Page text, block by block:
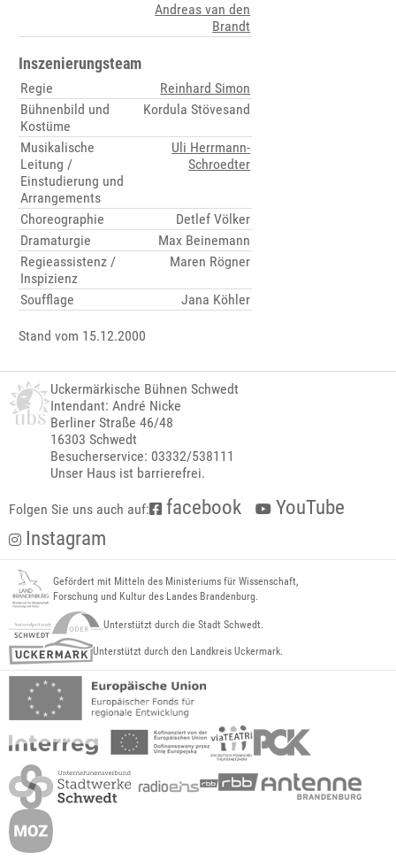
Andreas van den
Brandt
Inszenierungsteam
Regie
Reinhard Simon
Bühnenbild und
Kostüme
Kordula Stövesand
Musikalische
Leitung /
Einstudierung und
Arrangements
Uli Herrmann-
Schroedter
Choreographie
Detlef Völker
Dramaturgie
Max Beinemann
Regieassistenz /
Inspizienz
Maren Rögner
Soufflage Jana Köhler
Stand vom 15.12.2000
Uckermärkische Bühnen Schwedt
Intendant: André Nicke
Berliner Straße 46/48
16303 Schwedt
Besucherservice: 03332/538111
Unser Haus ist barrierefrei.
Folgen Sie uns auch auf: facebook
YouTube
Instagram
Gefördert mit Mitteln des Ministeriums für Wissenschaft,
Forschung und Kultur des Landes Brandenburg.
Unterstützt durch die Stadt Schwedt.
Unterstützt durch den Landkreis Uckermark.